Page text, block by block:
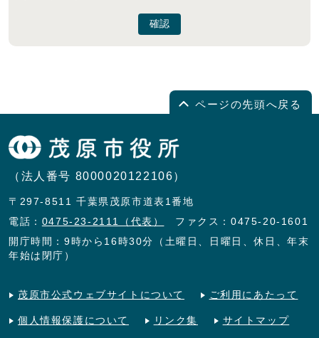
確認
ページの先頭へ戻る
（法人番号 8000020122106）
〒297-8511 千葉県茂原市道表1番地
電話： 0475-23-2111（代表）
ファクス：0475-20-1601
開庁時間：9時から16時30分（土曜日、日曜日、休日、年末
年始は閉庁）
茂原市公式ウェブサイトについて ご利用にあたって
個人情報保護について リンク集 サイトマップ